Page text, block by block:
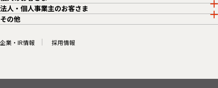
法人・個人事業主のお客さま
その他
企業・IR情報 採用情報